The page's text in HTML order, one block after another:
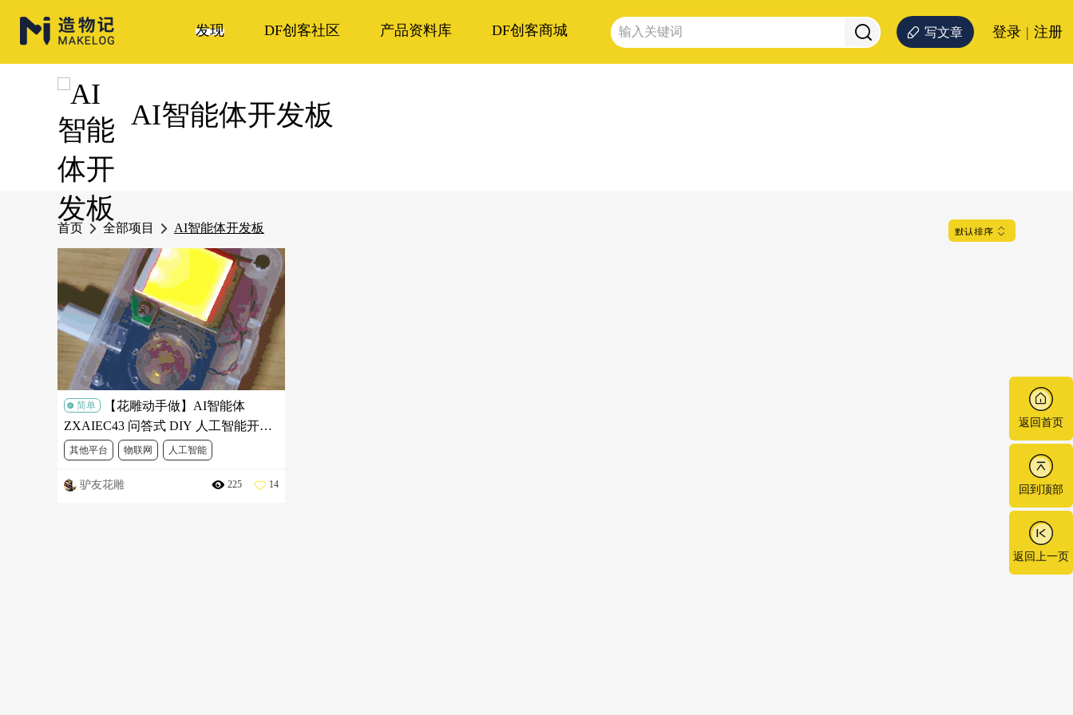
发现 DF创客社区 产品资料库 DF创客商城 写文章 登录 | 注册
返回首页
回到顶部
返回上一页
AI智能体开发板
首页 全部项目 AI智能体开发板
简单
【花雕动手做】AI智能体
ZXAIEC43 问答式 DIY 人工智能开发
板之简易智能家居小程序配置
其他平台 物联网 人工智能
AI智能体开发板 智能家居简易小程序配置
驴友花雕 225 14